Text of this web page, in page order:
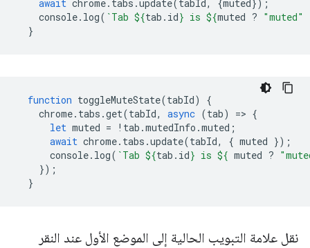
await chrome. tabs .update(tabId, {muted});
console. log( `Tab ${tab . id} is ${muted ? "muted"
}
function toggleMuteState(tabId)
{
chrome. tabs .get(tabId, async (tab) => {
let muted = ! tab .mutedInfo .muted ;
await chrome. tabs .update(tabId, { muted });
console. log( `Tab ${tab . id} is ${ muted ?
});
}
نقل علامة التبويب الحالية إلى الموضع الأول عند النقر